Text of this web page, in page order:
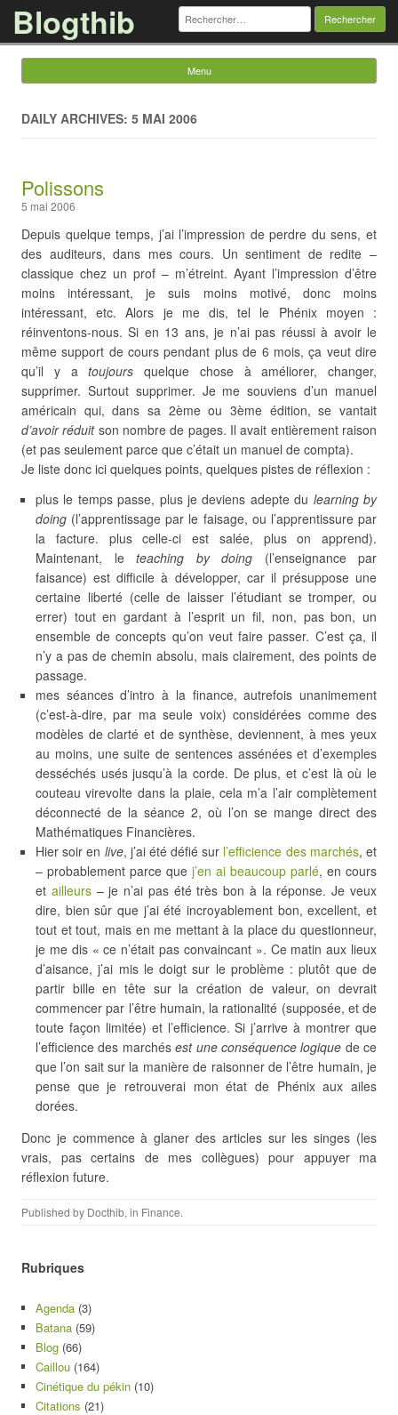
Blogthib Rechercher :
Menu
DAILY ARCHIVES: 5 MAI 2006
Polissons
5 mai 2006
Depuis quelque temps, j’ai l’impression de perdre du sens, et
des auditeurs, dans mes cours. Un sentiment de redite –
classique chez un prof – m’étreint. Ayant l’impression d’être
moins intéressant, je suis moins motivé, donc moins
intéressant, etc. Alors je me dis, tel le Phénix moyen :
réinventons-nous. Si en 13 ans, je n’ai pas réussi à avoir le
même support de cours pendant plus de 6 mois, ça veut dire
qu’il y atoujours quelque chose à améliorer, changer,
supprimer. Surtout supprimer. Je me souviens d’un manuel
américain qui, dans sa 2ème ou 3ème édition, se vantait
d’avoir réduitson nombre de pages. Il avait entièrement raison
(et pas seulement parce que c’était un manuel de compta).
Je liste donc ici quelques points, quelques pistes de réflexion :
plus le temps passe, plus je deviens adepte du learning by
doing (l’apprentissage par le faisage, ou l’apprentissure par
la facture. plus celle-ci est salée, plus on apprend).
Maintenant, le teaching by doing (l’enseignance par
faisance) est difficile à développer, car il présuppose une
certaine liberté (celle de laisser l’étudiant se tromper, ou
errer) tout en gardant à l’esprit un fil, non, pas bon, un
ensemble de concepts qu’on veut faire passer. C’est ça, il
n’y a pas de chemin absolu, mais clairement, des points de
passage.
mes séances d’intro à la finance, autrefois unanimement
(c’est-à-dire, par ma seule voix) considérées comme des
modèles de clarté et de synthèse, deviennent, à mes yeux
au moins, une suite de sentences assénées et d’exemples
desséchés usés jusqu’à la corde. De plus, et c’est là où le
couteau virevolte dans la plaie, cela m’a l’air complètement
déconnecté de la séance 2, où l’on se mange direct des
Mathématiques Financières.
Hier soir en live, j’ai été défié sur l’efficience des marchés, et
– probablement parce que j’en ai beaucoup parlé, en cours
et ailleurs– je n’ai pas été très bon à la réponse. Je veux
dire, bien sûr que j’ai été incroyablement bon, excellent, et
tout et tout, mais en me mettant à la place du questionneur,
je me dis « ce n’était pas convaincant ». Ce matin aux lieux
d’aisance, j’ai mis le doigt sur le problème : plutôt que de
partir bille en tête sur la création de valeur, on devrait
commencer par l’être humain, la rationalité (supposée, et de
toute façon limitée) et l’efficience. Si j’arrive à montrer que
l’efficience des marchésest une conséquence logique de ce
que l’on sait sur la manière de raisonner de l’être humain, je
pense que je retrouverai mon état de Phénix aux ailes
dorées.
Donc je commence à glaner des articles sur les singes (les
vrais, pas certains de mes collègues) pour appuyer ma
réflexion future.
Published by Docthib, in Finance.
Rubriques
Agenda (3)
Batana (59)
Blog (66)
Caillou (164)
Cinétique du pékin (10)
Citations (21)